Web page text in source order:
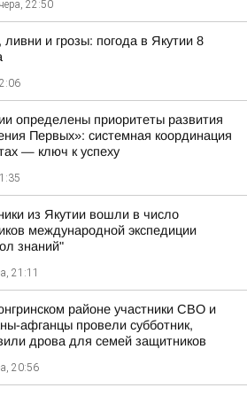
22:50
и грозы: погода в Якутии 8
определены приоритеты развития
Первых»: системная координация
— ключ к успеху
из Якутии вошли в число
международной экспедиции
знаний"
21:11
районе участники СВО и
афганцы провели субботник,
дрова для семей защитников
20:56